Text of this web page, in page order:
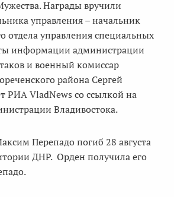
Награды вручили
управления – начальник
отдела управления специальных
информации администрации
и военный комиссар
района Сергей
РИА VladNews со ссылкой на
Владивостока.
Перепадо погиб 28 августа
ДНР. Орден получила его